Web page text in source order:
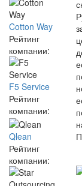
Cotton Way
Рейтинг
компании:
F5 Service
Рейтинг
компании:
Qlean
Рейтинг
компании: